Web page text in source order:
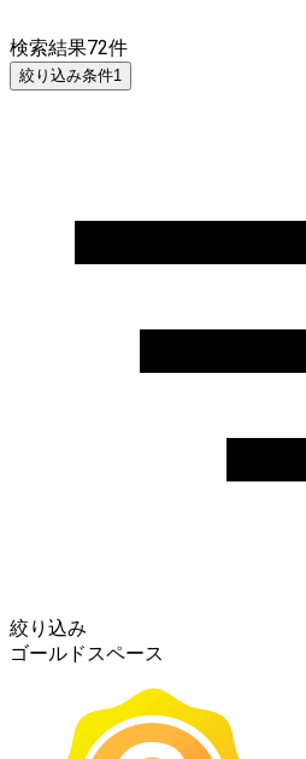
検索結果72件
絞り込み条件1
絞り込み
ゴールドスペース